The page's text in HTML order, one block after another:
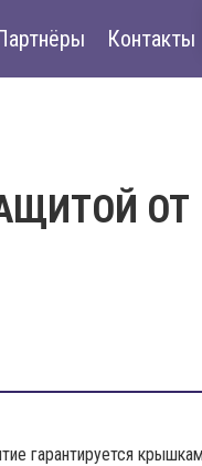
Контакты
ОТ
гарантируется